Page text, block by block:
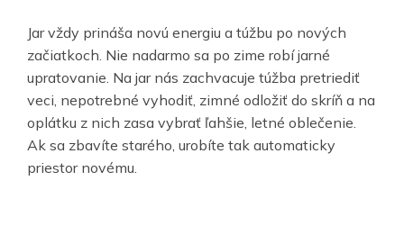
Jar vždy prináša novú energiu a túžbu po nových
začiatkoch. Nie nadarmo sa po zime robí jarné
upratovanie. Na jar nás zachvacuje túžba pretriediť
veci, nepotrebné vyhodiť, zimné odložiť do skríň a na
oplátku z nich zasa vybrať ľahšie, letné oblečenie.
Ak sa zbavíte starého, urobíte tak automaticky
priestor novému.